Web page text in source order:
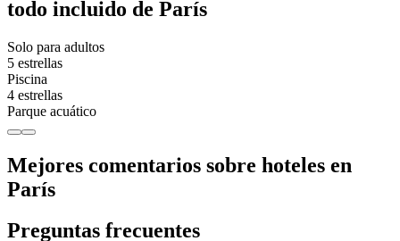
todo incluido de París
Solo para adultos
5 estrellas
Piscina
4 estrellas
Parque acuático
Mejores comentarios sobre hoteles en
París
Preguntas frecuentes